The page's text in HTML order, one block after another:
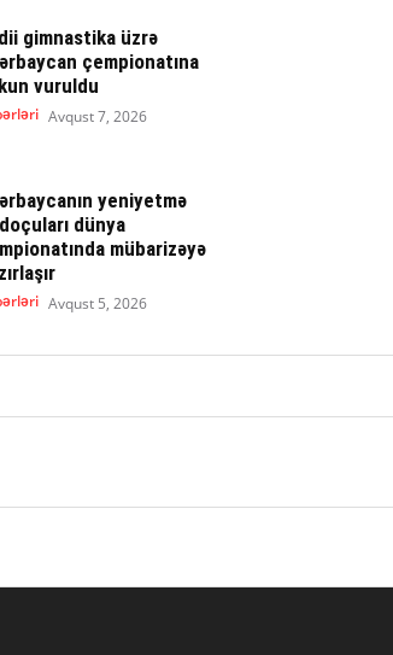
gimnastika üzrə
çempionatına
vuruldu
Avqust 7, 2026
yeniyetmə
dünya
mübarizəyə
Avqust 5, 2026